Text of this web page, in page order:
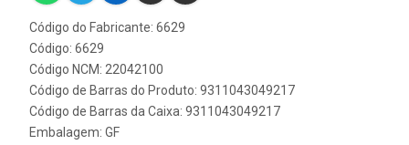
Código do Fabricante: 6629
Código: 6629
Código NCM: 22042100
Código de Barras do Produto: 9311043049217
Código de Barras da Caixa: 9311043049217
Embalagem: GF